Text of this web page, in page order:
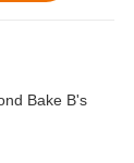
Bake B's